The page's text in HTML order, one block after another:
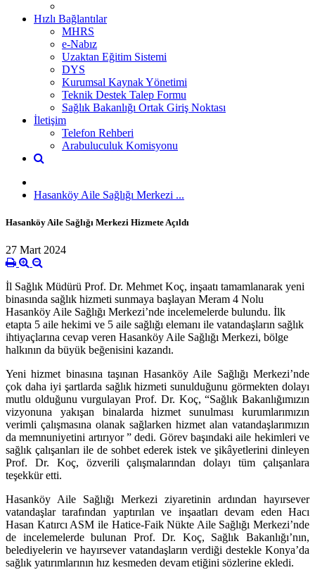
Hızlı Bağlantılar
MHRS
e-Nabız
Uzaktan Eğitim Sistemi
DYS
Kurumsal Kaynak Yönetimi
Teknik Destek Talep Formu
Sağlık Bakanlığı Ortak Giriş Noktası
İletişim
Telefon Rehberi
Arabuluculuk Komisyonu
Hasanköy Aile Sağlığı Merkezi ...
Hasanköy Aile Sağlığı Merkezi Hizmete Açıldı
27 Mart 2024
İl Sağlık Müdürü Prof. Dr. Mehmet Koç, inşaatı tamamlanarak yeni
binasında sağlık hizmeti sunmaya başlayan Meram 4 Nolu
Hasanköy Aile Sağlığı Merkezi’nde incelemelerde bulundu. İlk
etapta 5 aile hekimi ve 5 aile sağlığı elemanı ile vatandaşların sağlık
ihtiyaçlarına cevap veren Hasanköy Aile Sağlığı Merkezi, bölge
halkının da büyük beğenisini kazandı.
Yeni hizmet binasına taşınan Hasanköy Aile Sağlığı Merkezi’nde
çok daha iyi şartlarda sağlık hizmeti sunulduğunu görmekten dolayı
mutlu olduğunu vurgulayan Prof. Dr. Koç, “Sağlık Bakanlığımızın
vizyonuna yakışan binalarda hizmet sunulması kurumlarımızın
verimli çalışmasına olanak sağlarken hizmet alan vatandaşlarımızın
da memnuniyetini artırıyor ” dedi. Görev başındaki aile hekimleri ve
sağlık çalışanları ile de sohbet ederek istek ve şikâyetlerini dinleyen
Prof. Dr. Koç, özverili çalışmalarından dolayı tüm çalışanlara
teşekkür etti.
Hasanköy Aile Sağlığı Merkezi ziyaretinin ardından hayırsever
vatandaşlar tarafından yaptırılan ve inşaatları devam eden Hacı
Hasan Katırcı ASM ile Hatice-Faik Nükte Aile Sağlığı Merkezi’nde
de incelemelerde bulunan Prof. Dr. Koç, Sağlık Bakanlığı’nın,
belediyelerin ve hayırsever vatandaşların verdiği destekle Konya’da
sağlık yatırımlarının hız kesmeden devam etiğini sözlerine ekledi.